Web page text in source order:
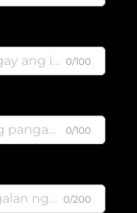
0/100
0/100
0/200